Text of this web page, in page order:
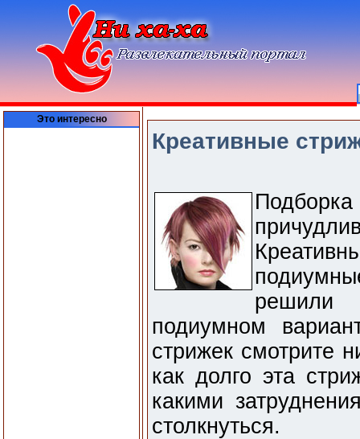
Это интересно
Креативные
решили
подиумном
стрижек смотрите
как долго эта
какими
столкнуться.